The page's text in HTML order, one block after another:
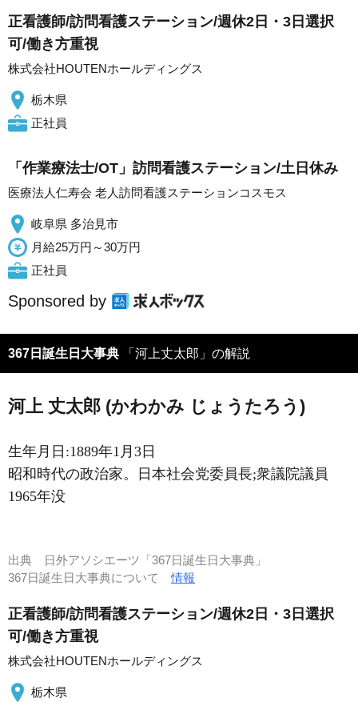
正看護師/訪問看護ステーション/週休2日・3日選択
可/働き方重視
株式会社HOUTENホールディングス
栃木県
正社員
「作業療法士/OT」訪問看護ステーション/土日休み
医療法人仁寿会 老人訪問看護ステーションコスモス
岐阜県 多治見市
月給25万円～30万円
正社員
Sponsored by
367日誕生日大事典 「河上丈太郎」の解説
河上 丈太郎 (かわかみ じょうたろう)
生年月日:1889年1月3日
昭和時代の政治家。日本社会党委員長;衆議院議員
1965年没
出典
日外アソシエーツ「367日誕生日大事典」
367日誕生日大事典について情報
正看護師/訪問看護ステーション/週休2日・3日選択
可/働き方重視
株式会社HOUTENホールディングス
栃木県